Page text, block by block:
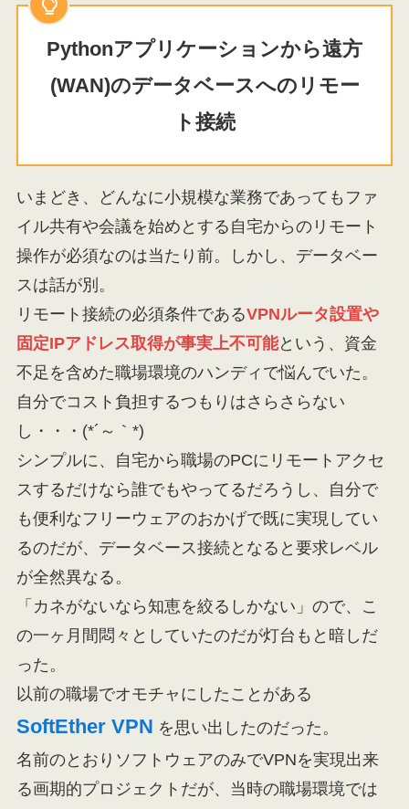
Pythonアプリケーションから遠方
(WAN)のデータベースへのリモー
ト接続
いまどき、どんなに小規模な業務であってもファ
イル共有や会議を始めとする自宅からのリモート
操作が必須なのは当たり前。しかし、データベー
スは話が別。
リモート接続の必須条件であるVPNルータ設置や
固定IPアドレス取得が事実上不可能という、資金
不足を含めた職場環境のハンディで悩んでいた。
自分でコスト負担するつもりはさらさらない
し・・・(*´～｀*)
シンプルに、自宅から職場のPCにリモートアクセ
スするだけなら誰でもやってるだろうし、自分で
も便利なフリーウェアのおかげで既に実現してい
るのだが、データベース接続となると要求レベル
が全然異なる。
「カネがないなら知恵を絞るしかない」ので、こ
の一ヶ月間悶々としていたのだが灯台もと暗しだ
った。
以前の職場でオモチャにしたことがある
SoftEther VPN を思い出したのだった。
名前のとおりソフトウェアのみでVPNを実現出来
る画期的プロジェクトだが、当時の職場環境では